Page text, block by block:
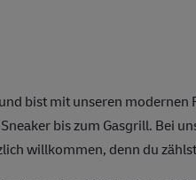
bist mit unseren modernen
bis zum Gasgrill. Bei
willkommen, denn du